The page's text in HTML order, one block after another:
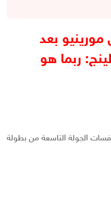
مورينيو بعد
ربما هو
الجولة التاسعة من بطولة